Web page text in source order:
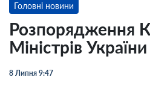
Головні новини
Розпорядження
Міністрів України
8 Липня 9:47